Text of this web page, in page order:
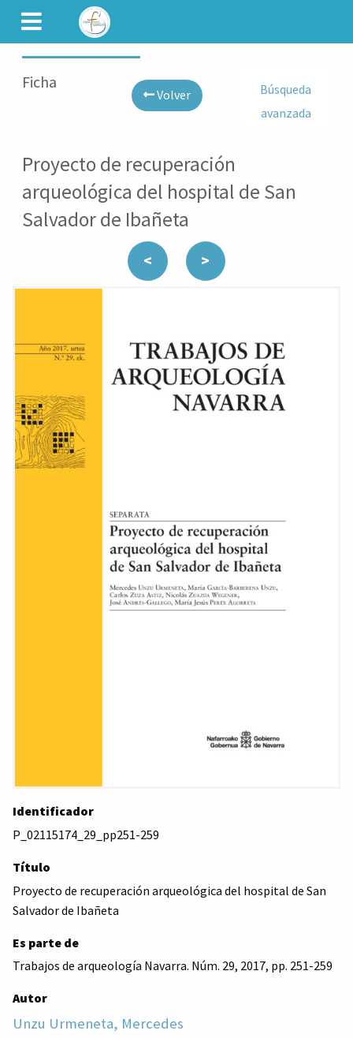
CAMINET
Ficha
Volver
Búsqueda
avanzada
Proyecto de recuperación
arqueológica del hospital de San
Salvador de Ibañeta
< >
Identificador
P_02115174_29_pp251-259
Título
Proyecto de recuperación arqueológica del hospital de San
Salvador de Ibañeta
Es parte de
Trabajos de arqueología Navarra. Núm. 29, 2017, pp. 251-259
Autor
Unzu Urmeneta, Mercedes